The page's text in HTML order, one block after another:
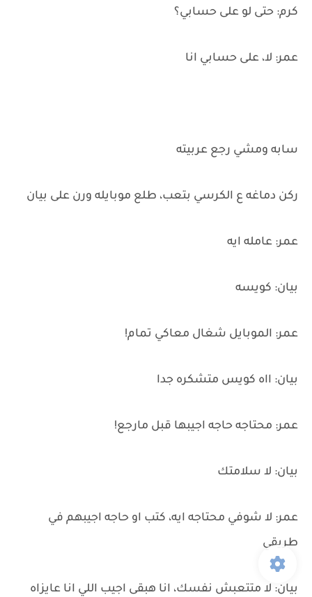
كرم: حتى لو على حسابي؟
عمر: لا، على حسابي انا
سابه ومشي رجع عربيته
ركن دماغه ع الكرسي بتعب، طلع موبايله ورن على بيان
عمر: عامله ايه
بيان: كويسه
عمر: الموبايل شغال معاكي تمام!
بيان: ااه كويس متشكره جدا
عمر: محتاجه حاجه اجيبها قبل مارجع!
بيان: لا سلامتك
عمر: لا شوفي محتاجه ايه، كتب او حاجه اجيبهم في
طريقي
بيان: لا متتعبش نفسك، انا هبقى اجيب اللي انا عايزاه